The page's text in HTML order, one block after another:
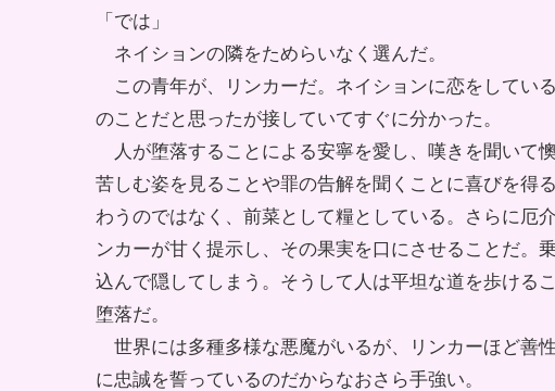
「では」
ネイションの隣をためらいなく選んだ。
この青年が、リンカーだ。ネイションに恋をしてい
のことだと思ったが接していてすぐに分かった。
人が堕落することによる安寧を愛し、嘆きを聞いて
苦しむ姿を見ることや罪の告解を聞くことに喜びを得
わうのではなく、前菜として糧としている。さらに厄
ンカーが甘く提示し、その果実を口にさせることだ。
込んで隠してしまう。そうして人は平坦な道を歩ける
堕落だ。
世界には多種多様な悪魔がいるが、リンカーほど善
に忠誠を誓っているのだからなおさら手強い。